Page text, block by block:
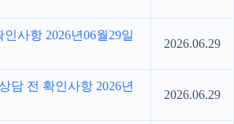
사항 2026년06월29일
2026.06.29
담 전 확인사항 2026년
2026.06.29